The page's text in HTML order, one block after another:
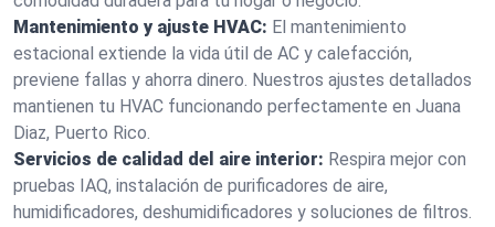
Mantenimiento y ajuste HVAC: El mantenimiento
estacional extiende la vida útil de AC y calefacción,
previene fallas y ahorra dinero. Nuestros ajustes detallados
mantienen tu HVAC funcionando perfectamente en Juana
Diaz, Puerto Rico.
Servicios de calidad del aire interior: Respira mejor con
pruebas IAQ, instalación de purificadores de aire,
humidificadores, deshumidificadores y soluciones de filtros.